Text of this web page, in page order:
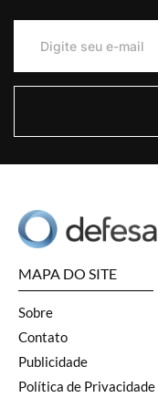
MAPA DO SITE
Sobre
Contato
Publicidade
Política de Privacidade